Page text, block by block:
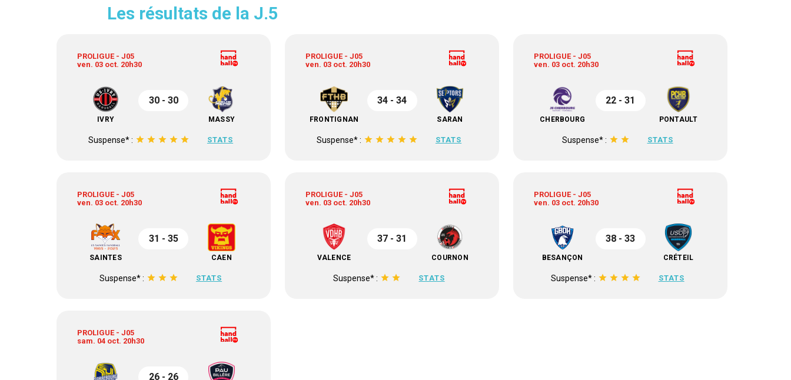
Les résultats de la J.5
PROLIGUE - J05
ven. 03 oct. 20h30
IVRY
30 - 30
MASSY
Suspense* : star star star star star STATS
PROLIGUE - J05
ven. 03 oct. 20h30
FRONTIGNAN
34 - 34
SARAN
Suspense* : star star star star star STATS
PROLIGUE - J05
ven. 03 oct. 20h30
CHERBOURG
22 - 31
PONTAULT
Suspense* : star star STATS
PROLIGUE - J05
ven. 03 oct. 20h30
SAINTES
31 - 35
CAEN
Suspense* : star star star STATS
PROLIGUE - J05
ven. 03 oct. 20h30
VALENCE
37 - 31
COURNON
Suspense* : star star STATS
PROLIGUE - J05
ven. 03 oct. 20h30
BESANÇON
38 - 33
CRÉTEIL
Suspense* : star star star star STATS
PROLIGUE - J05
sam. 04 oct. 20h30
26 - 26